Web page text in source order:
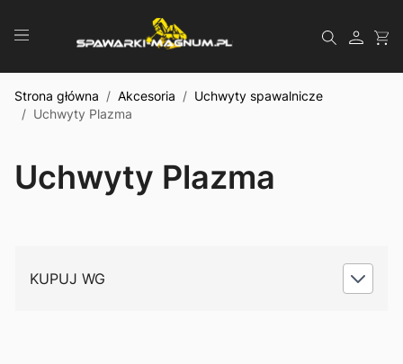
Szukaj
Strona główna / Akcesoria / Uchwyty spawalnicze
/ Uchwyty Plazma
Uchwyty Plazma
KUPUJ WG